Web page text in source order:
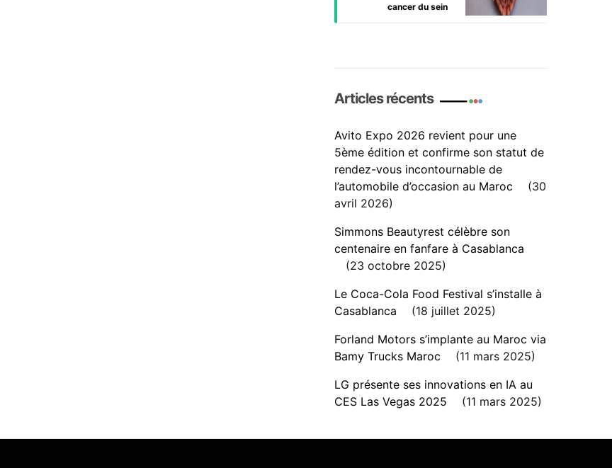
cancer du sein
Articles récents
Avito Expo 2026 revient pour une
5ème édition et confirme son statut de
rendez-vous incontournable de
l’automobile d’occasion au Maroc
30
avril 2026
Simmons Beautyrest célèbre son
centenaire en fanfare à Casablanca
23 octobre 2025
Le Coca-Cola Food Festival s’installe à
Casablanca
18 juillet 2025
Forland Motors s’implante au Maroc via
Bamy Trucks Maroc
11 mars 2025
LG présente ses innovations en IA au
CES Las Vegas 2025
11 mars 2025